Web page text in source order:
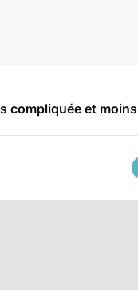
compliquée et moins